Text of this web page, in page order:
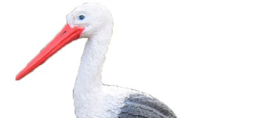
Обратный звонокЗаказать обратный звонок
Каталог